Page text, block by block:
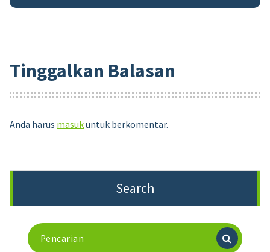
Tinggalkan Balasan
Anda harus masukuntuk berkomentar.
Search
Pencarian
untuk: